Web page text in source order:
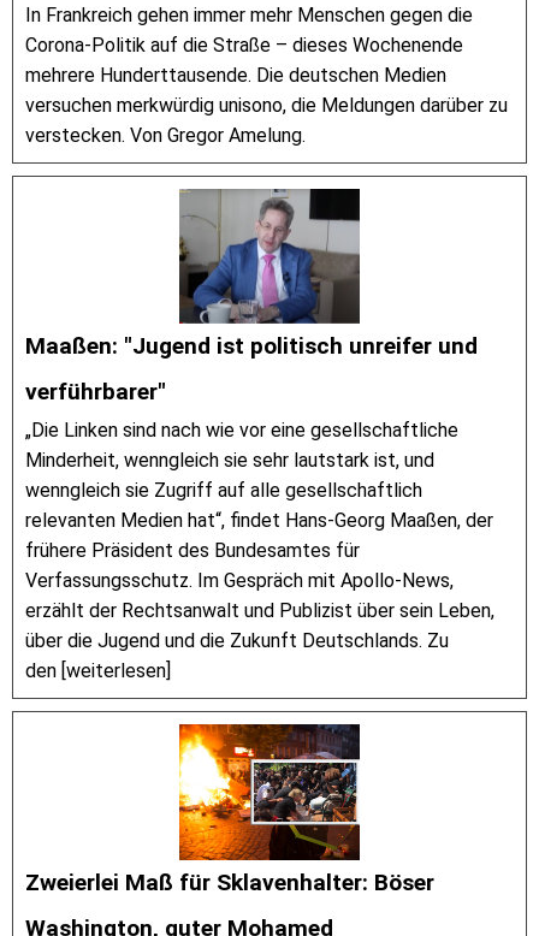
In Frankreich gehen immer mehr Menschen gegen die
Corona-Politik auf die Straße – dieses Wochenende
mehrere Hunderttausende. Die deutschen Medien
versuchen merkwürdig unisono, die Meldungen darüber zu
verstecken. Von Gregor Amelung.
Maaßen: "Jugend ist politisch unreifer und
verführbarer"
„Die Linken sind nach wie vor eine gesellschaftliche
Minderheit, wenngleich sie sehr lautstark ist, und
wenngleich sie Zugriff auf alle gesellschaftlich
relevanten Medien hat“, findet Hans-Georg Maaßen, der
frühere Präsident des Bundesamtes für
Verfassungsschutz. Im Gespräch mit Apollo-News,
erzählt der Rechtsanwalt und Publizist über sein Leben,
über die Jugend und die Zukunft Deutschlands. Zu
den [weiterlesen]
Zweierlei Maß für Sklavenhalter: Böser
Washington, guter Mohamed